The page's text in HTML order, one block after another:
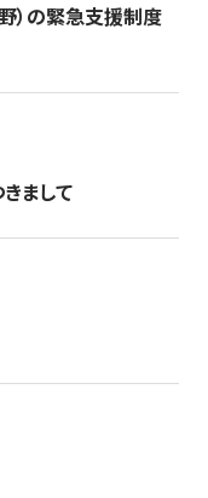
）の緊急支援制度
まして